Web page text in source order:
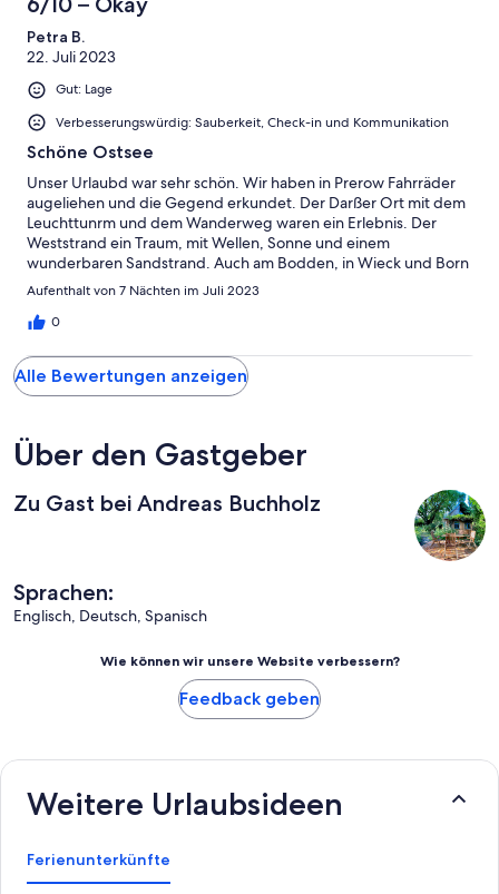
Petra B.
22. Juli 2023
Gut: Lage
Verbesserungswürdig: Sauberkeit, Check-in und Kommunikation
Schöne Ostsee
Unser Urlaubd war sehr schön. Wir haben in Prerow Fahrräder
augeliehen und die Gegend erkundet. Der Darßer Ort mit dem
Leuchttunrm und dem Wanderweg waren ein Erlebnis. Der
Weststrand ein Traum, mit Wellen, Sonne und einem
wunderbaren Sandstrand. Auch am Bodden, in Wieck und Born
hat es uns sehr gut gefallen. Durch die gut ausgebauten
Aufenthalt von 7 Nächten im Juli 2023
0
Alle Bewertungen anzeigen
Über den Gastgeber
Zu Gast bei Andreas Buchholz
Sprachen:
Englisch, Deutsch, Spanisch
Wie können wir unsere Website verbessern?
Feedback geben
Weitere Urlaubsideen
Ferienunterkünfte